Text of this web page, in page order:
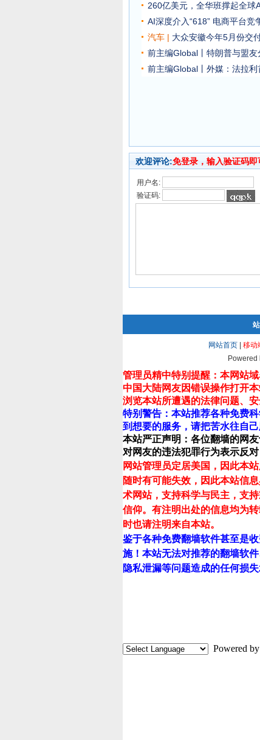
260亿美元，全华班撑起全球
AI深度介入“618” 电商平台竞
汽车 | 大众安徽今年5月份交
前主编Global丨特朗普与盟
前主编Global丨外媒：法拉利
欢迎评论:免登录，输入验证码即
用户名:
验证码:
网站首页 移动
Powered
管理员精中特别提醒：本网站
中国大陆网友因错误操作打开
浏览本站所遭遇的法律问题、
特别警告：本站推荐各种免费
到想要的服务，请把苦水往自
本站严正声明：各位翻墙的网
对网友的违法犯罪行为表示反对
网站管理员定居美国，因此本
随时有可能失效，因此本站信
术网站，支持科学与民主，支
信仰。有注明出处的信息均为
时也请注明来自本站。
鉴于各种免费翻墙软件甚至是
施！本站无法对推荐的翻墙软
隐私泄漏等问题造成的任何损失
Powered by